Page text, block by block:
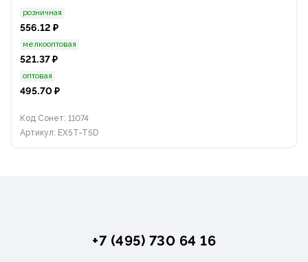
розничная
556.12 ₽
мелкооптовая
521.37 ₽
оптовая
495.70 ₽
Код Сонет: 11074
Артикул: EX5T-T5D
+7 (495) 730 64 16